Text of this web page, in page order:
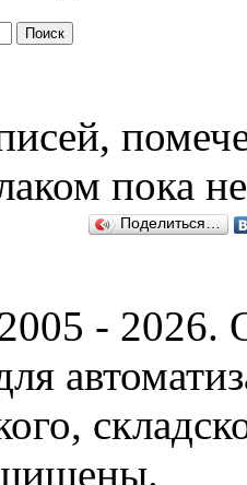
Поиск
пока
Поделиться…
- 2026.